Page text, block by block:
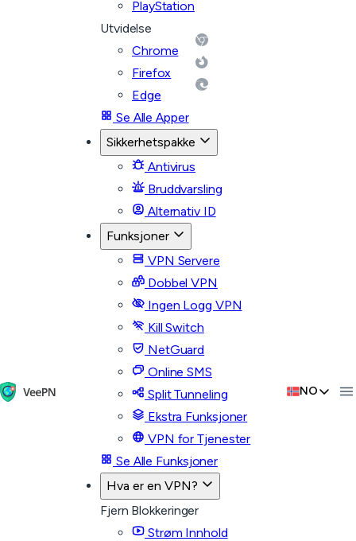
PlayStation
Utvidelse
Chrome
Firefox
Edge
Se Alle Apper
Sikkerhetspakke
Antivirus
Bruddvarsling
Alternativ ID
Funksjoner
VPN Servere
Dobbel VPN
Ingen Logg VPN
Kill Switch
NetGuard
Online SMS
Split Tunneling
Ekstra Funksjoner
VPN for Tjenester
Se Alle Funksjoner
Hva er en VPN?
Fjern Blokkeringer
Strøm Innhold
NO